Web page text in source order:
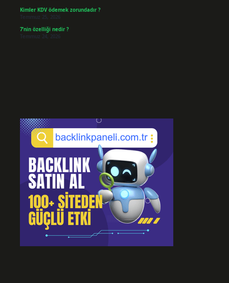
Kimler KDV ödemek zorundadır ?
Temmuz 25, 2026
7’nin özelliği nedir ?
Temmuz 24, 2026